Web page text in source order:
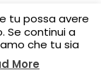
tu possa avere
Se continui a
che tu sia
More